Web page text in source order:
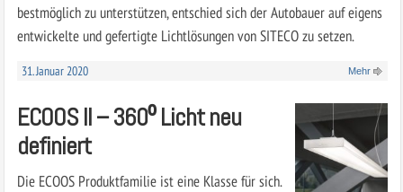
bestmöglich zu unterstützen, entschied sich der Autobauer auf eigens
entwickelte und gefertigte Lichtlösungen von ­SITECO zu setzen.
31. Januar 2020 Mehr
ECOOS II – 360⁰ Licht neu
definiert
Die ECOOS Produktfamilie ist eine Klasse für sich.